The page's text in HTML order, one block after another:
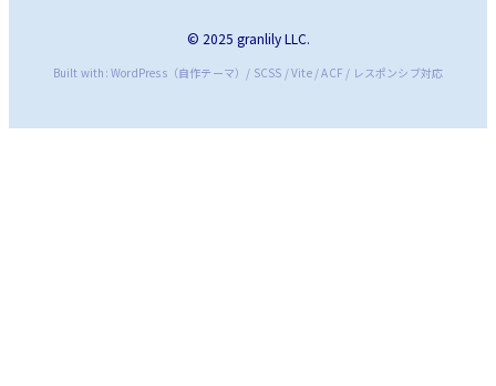
© 2025 granlily LLC.
Built with: WordPress（自作テーマ）/ SCSS / Vite / ACF / レスポンシブ対応